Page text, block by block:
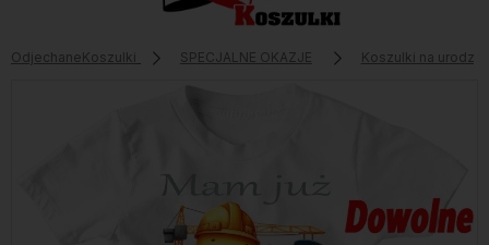
OdjechaneKoszulki SPECJALNE OKAZJE Koszulki na